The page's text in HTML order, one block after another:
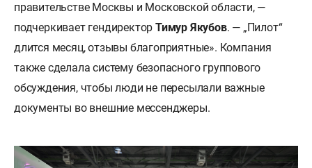
правительстве Москвы и Московской области, —
подчеркивает гендиректорТимур Якубов. — „Пилот“
длится месяц, отзывы благоприятные». Компания
также сделала систему безопасного группового
обсуждения, чтобы люди не пересылали важные
документы во внешние мессенджеры.